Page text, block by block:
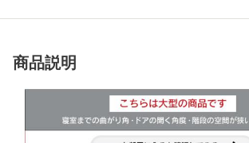
商品説明